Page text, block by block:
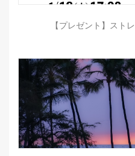
【プレゼント】スト